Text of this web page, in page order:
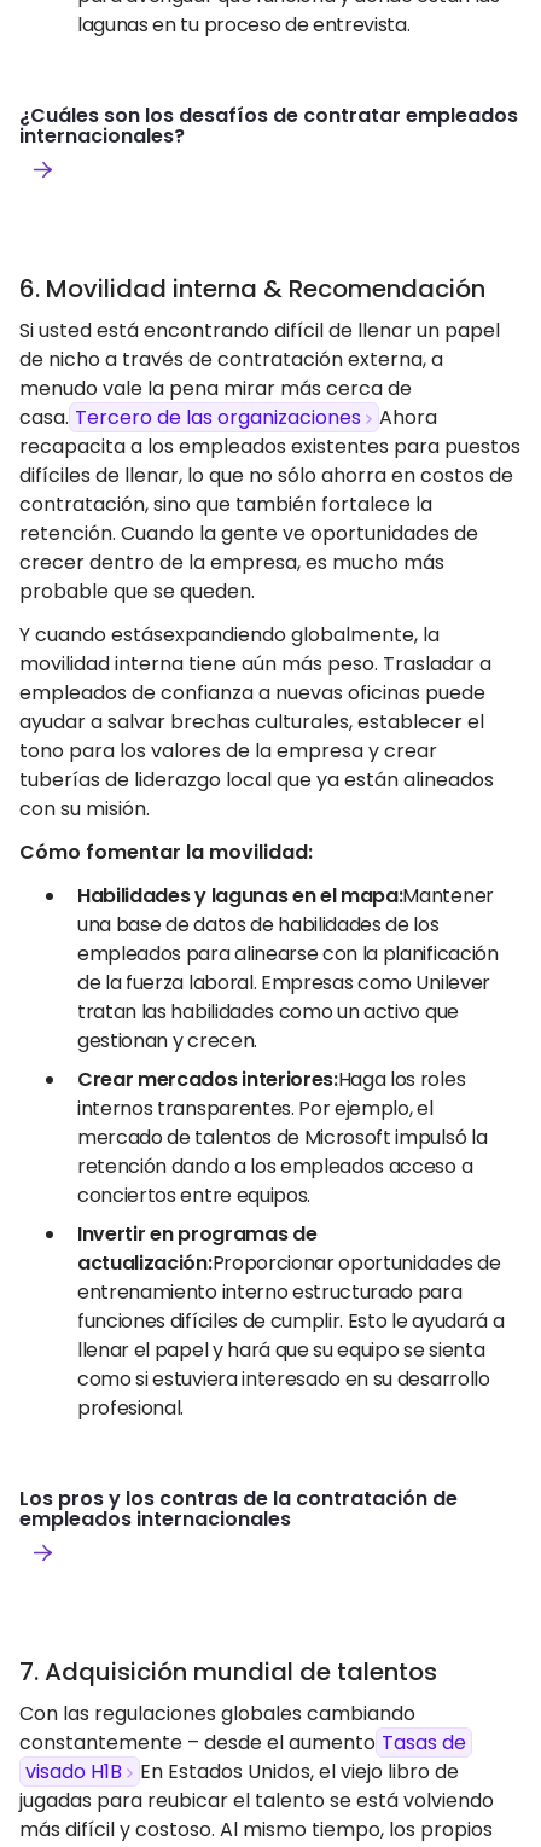
lagunas en tu proceso de entrevista.
¿Cuáles son los desafíos de contratar empleados
internacionales?
6. Movilidad interna & Recomendación
Si usted está encontrando difícil de llenar un papel
de nicho a través de contratación externa, a
menudo vale la pena mirar más cerca de
casa. Tercero de las organizaciones
Ahora
recapacita a los empleados existentes para puestos
difíciles de llenar, lo que no sólo ahorra en costos de
contratación, sino que también fortalece la
retención. Cuando la gente ve oportunidades de
crecer dentro de la empresa, es mucho más
probable que se queden.
Y cuando estásexpandiendo globalmente, la
movilidad interna tiene aún más peso. Trasladar a
empleados de confianza a nuevas oficinas puede
ayudar a salvar brechas culturales, establecer el
tono para los valores de la empresa y crear
tuberías de liderazgo local que ya están alineados
con su misión.
Cómo fomentar la movilidad:
Habilidades y lagunas en el mapa:Mantener
una base de datos de habilidades de los
empleados para alinearse con la planificación
de la fuerza laboral. Empresas como Unilever
tratan las habilidades como un activo que
gestionan y crecen.
Crear mercados interiores:Haga los roles
internos transparentes. Por ejemplo, el
mercado de talentos de Microsoft impulsó la
retención dando a los empleados acceso a
conciertos entre equipos.
Invertir en programas de
actualización:Proporcionar oportunidades de
entrenamiento interno estructurado para
funciones difíciles de cumplir. Esto le ayudará a
llenar el papel y hará que su equipo se sienta
como si estuviera interesado en su desarrollo
profesional.
Los pros y los contras de la contratación de
empleados internacionales
7. Adquisición mundial de talentos
Con las regulaciones globales cambiando
constantemente – desde el aumento Tasas de
visado H1B
En Estados Unidos, el viejo libro de
jugadas para reubicar el talento se está volviendo
más difícil y costoso. Al mismo tiempo, los propios